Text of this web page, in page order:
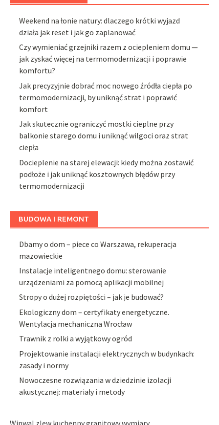
Weekend na łonie natury: dlaczego krótki wyjazd
działa jak reset i jak go zaplanować
Czy wymieniać grzejniki razem z ociepleniem domu —
jak zyskać więcej na termomodernizacji i poprawie
komfortu?
Jak precyzyjnie dobrać moc nowego źródła ciepła po
termomodernizacji, by uniknąć strat i poprawić
komfort
Jak skutecznie ograniczyć mostki cieplne przy
balkonie starego domu i uniknąć wilgoci oraz strat
ciepła
Docieplenie na starej elewacji: kiedy można zostawić
podłoże i jak uniknąć kosztownych błędów przy
termomodernizacji
BUDOWA I REMONT
Dbamy o dom – piece co Warszawa, rekuperacja
mazowieckie
Instalacje inteligentnego domu: sterowanie
urządzeniami za pomocą aplikacji mobilnej
Stropy o dużej rozpiętości – jak je budować?
Ekologiczny dom – certyfikaty energetyczne.
Wentylacja mechaniczna Wrocław
Trawnik z rolki a wyjątkowy ogród
Projektowanie instalacji elektrycznych w budynkach:
zasady i normy
Nowoczesne rozwiązania w dziedzinie izolacji
akustycznej: materiały i metody
Winwal zlew kuchenny granitowy wymiary